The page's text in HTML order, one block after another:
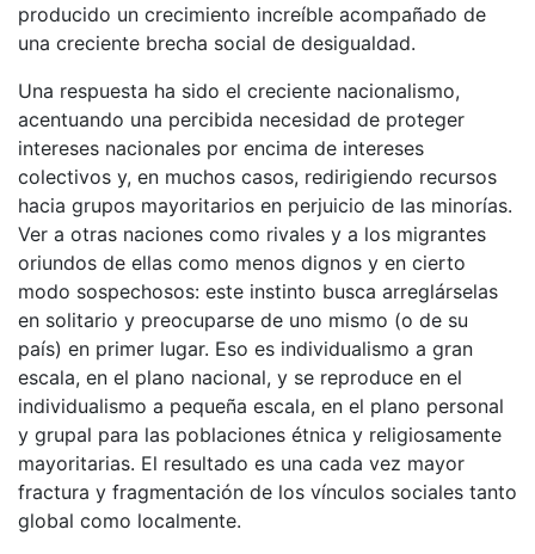
producido un crecimiento increíble acompañado de
una creciente brecha social de desigualdad.
Una respuesta ha sido el creciente nacionalismo,
acentuando una percibida necesidad de proteger
intereses nacionales por encima de intereses
colectivos y, en muchos casos, redirigiendo recursos
hacia grupos mayoritarios en perjuicio de las minorías.
Ver a otras naciones como rivales y a los migrantes
oriundos de ellas como menos dignos y en cierto
modo sospechosos: este instinto busca arreglárselas
en solitario y preocuparse de uno mismo (o de su
país) en primer lugar. Eso es individualismo a gran
escala, en el plano nacional, y se reproduce en el
individualismo a pequeña escala, en el plano personal
y grupal para las poblaciones étnica y religiosamente
mayoritarias. El resultado es una cada vez mayor
fractura y fragmentación de los vínculos sociales tanto
global como localmente.